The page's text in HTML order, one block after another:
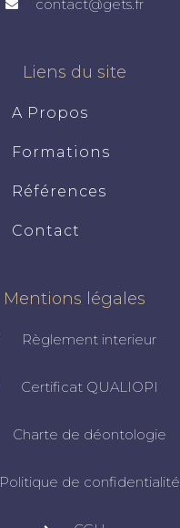
contact@gets.fr
Liens du site
A Propos
Formations
Références
Contact
Mentions légales
Règlement interieur
Certificat QUALIOPI
Charte de déontologie
Politique de confidentialité